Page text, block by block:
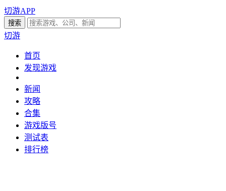
切游APP
切游
首页
发现游戏
新闻
攻略
合集
游戏版号
测试表
排行榜